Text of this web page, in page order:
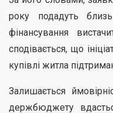
року подадуть
фінансування
сподівається, що
купівлі житла
Залишається
держбюджету